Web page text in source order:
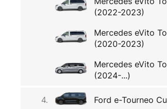
(2022-2023)
Mercedes eVito
(2020-2023)
Mercedes eVito
(2024-...)
4. Ford e-Tourneo